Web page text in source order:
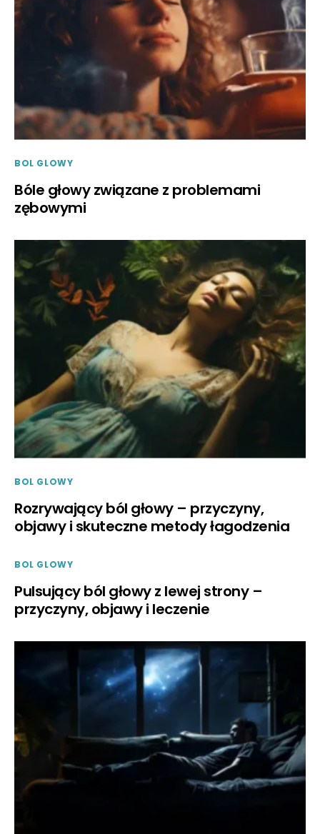
BOL GLOWY
Bóle głowy związane z problemami
zębowymi
BOL GLOWY
Rozrywający ból głowy – przyczyny,
objawy i skuteczne metody łagodzenia
BOL GLOWY
Pulsujący ból głowy z lewej strony –
przyczyny, objawy i leczenie